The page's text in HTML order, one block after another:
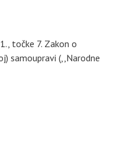
točke 7. Zakon o
samoupravi (,,Narodne